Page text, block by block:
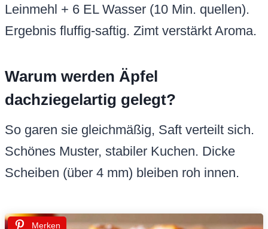
Leinmehl + 6 EL Wasser (10 Min. quellen).
Ergebnis fluffig-saftig. Zimt verstärkt Aroma.
Warum werden Äpfel
dachziegelartig gelegt?
So garen sie gleichmäßig, Saft verteilt sich.
Schönes Muster, stabiler Kuchen. Dicke
Scheiben (über 4 mm) bleiben roh innen.
Merken